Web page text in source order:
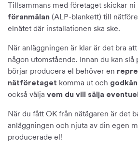
Tillsammans med företaget skickar ni
föranmälan (ALP-blankett) till
elnätet där installationen ska ske.
När anläggningen är klar är det bra
någon utomstående. Innan du kan slå
börjar producera el behöver en
nätföretaget komma ut och
också välja vem du vill sälja
När du fått OK från nätägaren är det
anläggningen och njuta av din egen
producerade el!